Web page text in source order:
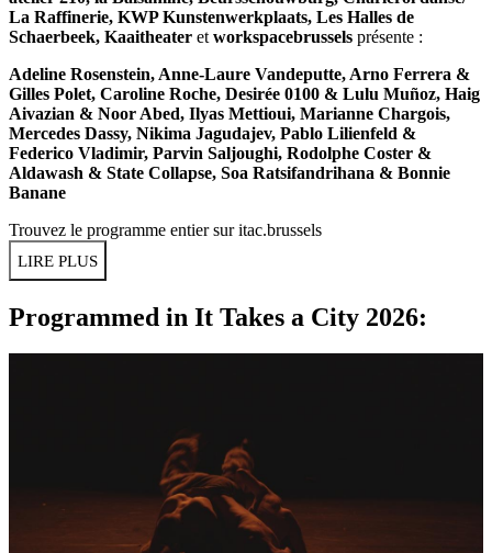
La Raffinerie, KWP Kunstenwerkplaats, Les Halles de
Schaerbeek, Kaaitheater et workspacebrussels présente :
Adeline Rosenstein, Anne-Laure Vandeputte, Arno Ferrera &
Gilles Polet, Caroline Roche, Desirée 0100 & Lulu Muñoz, Haig
Aivazian & Noor Abed, Ilyas Mettioui, Marianne Chargois,
Mercedes Dassy, Nikima Jagudajev, Pablo Lilienfeld &
Federico Vladimir, Parvin Saljoughi, Rodolphe Coster &
Aldawash & State Collapse, Soa Ratsifandrihana & Bonnie
Banane
Trouvez le programme entier suritac.brussels
LIRE PLUS
Programmed in It Takes a City 2026: